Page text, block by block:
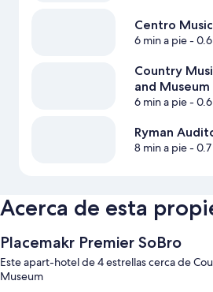
Centro
6 min a pie- 0.6
Country
and Museum
6 min a pie- 0.6
Ryman
8 min a pie- 0.7
Acerca de esta
Placemakr Premier SoBro
Este apart-hotel de 4 estrellas cerca de
Museum